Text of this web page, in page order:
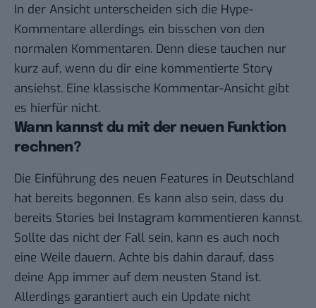
In der Ansicht unterscheiden sich die Hype-
Kommentare allerdings ein bisschen von den
normalen Kommentaren. Denn diese tauchen nur
kurz auf, wenn du dir eine kommentierte Story
ansiehst. Eine klassische Kommentar-Ansicht gibt
es hierfür nicht.
Wann kannst du mit der neuen Funktion
rechnen?
Die Einführung des neuen Features in Deutschland
hat bereits begonnen. Es kann also sein, dass du
bereits Stories bei Instagram kommentieren kannst.
Sollte das nicht der Fall sein, kann es auch noch
eine Weile dauern. Achte bis dahin darauf, dass
deine App immer auf dem neusten Stand ist.
Allerdings garantiert auch ein Update nicht